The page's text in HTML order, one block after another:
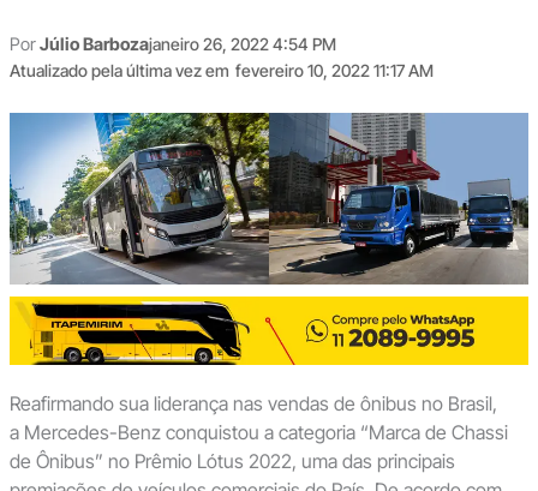
PorJúlio Barbozajaneiro 26, 2022 4:54 PM
Atualizado pela última vez em fevereiro 10, 2022 11:17 AM
Reafirmando sua liderança nas vendas de ônibus no Brasil,
a Mercedes-Benz conquistou a categoria “Marca de Chassi
de Ônibus” no Prêmio Lótus 2022, uma das principais